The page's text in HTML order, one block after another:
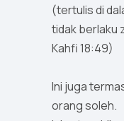
(tertulis di
tidak berlaku
Kahfi 18:49)
Ini juga
orang soleh.